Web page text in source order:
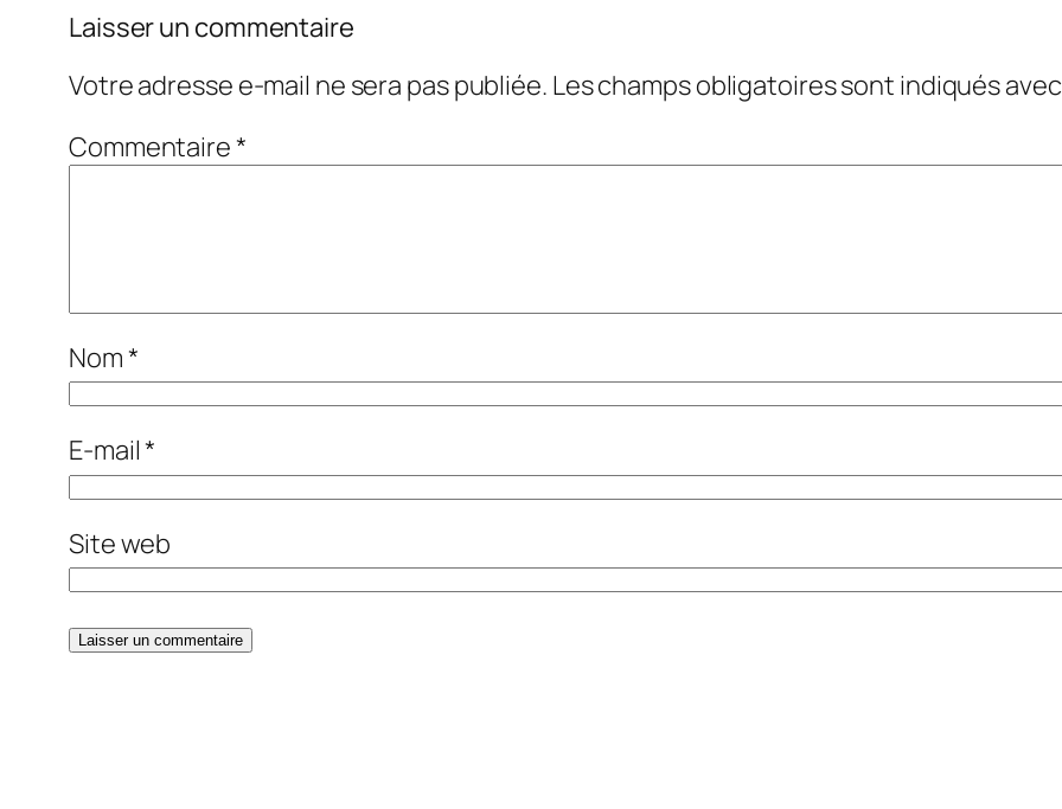
Laisser un commentaire
Votre adresse e-mail ne sera pas publiée. Les champs obligatoires sont indiqués
Commentaire*
Nom*
E-mail*
Site web